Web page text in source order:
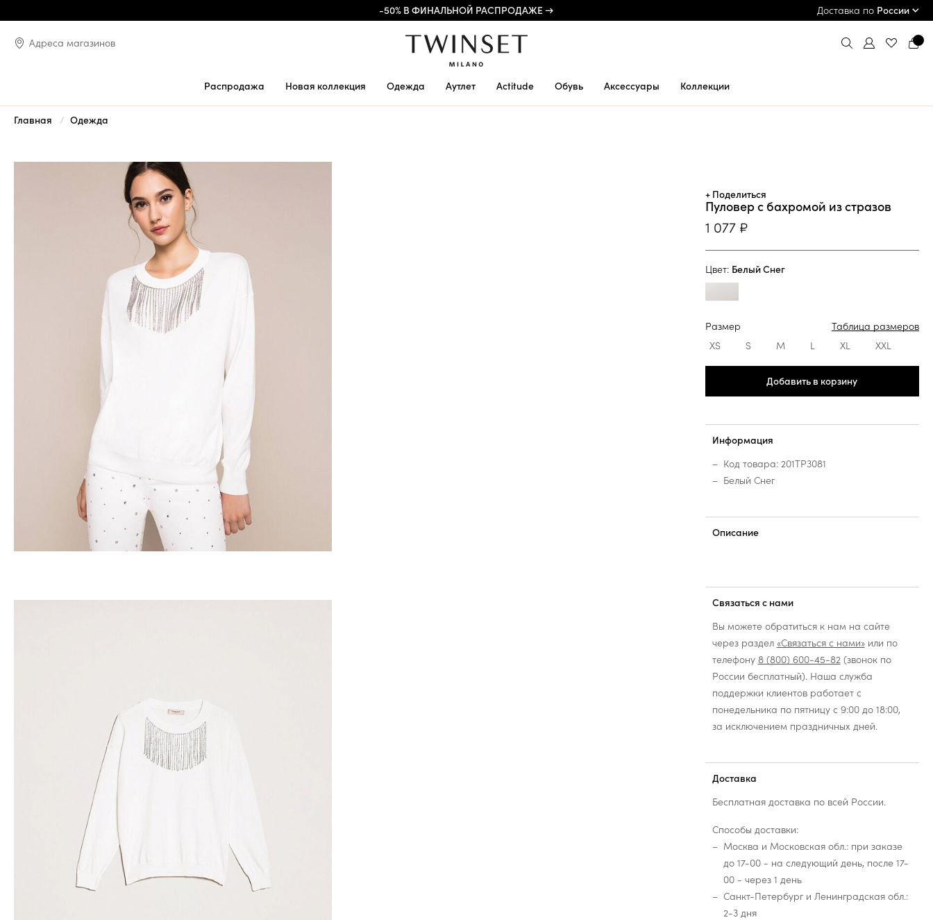
-50% В ФИНАЛЬНОЙ РАСПРОДАЖЕ → ПРИМЕРКА И ОПЛАТА ПРИ ПОЛУЧЕНИИ*
Доставка по России
Адреса магазинов
Распродажа Новая коллекция Одежда Аутлет Actitude Обувь Аксессуары Коллекции
Главная Одежда
+ Поделиться
Пуловер с бахромой из стразов
1 077 ₽
Цвет: Белый Снег
Размер
Таблица размеров
XS
S M L XL XXL
Добавить в корзину
Информация
Код товара: 201TP3081
Белый Снег
Описание
Связаться с нами
Вы можете обратиться к нам на сайте
через раздел «Связаться с нами»или по
телефону 8 (800) 600-45-82(звонок по
России бесплатный). Наша служба
поддержки клиентов работает с
понедельника по пятницу с 9:00 до 18:00,
за исключением праздничных дней.
Доставка
Бесплатная доставка по всей России.
Способы доставки:
Москва и Московская обл.: при заказе
до 17-00 - на следующий день, после 17-
00 - через 1 день
Санкт-Петербург и Ленинградская обл.:
2-3 дня